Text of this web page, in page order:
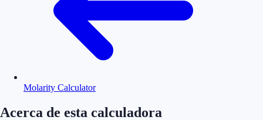
Molarity Calculator
Acerca de esta calculadora